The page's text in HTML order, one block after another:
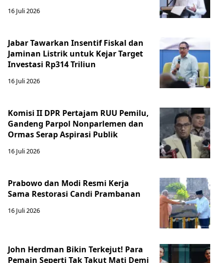
16 Juli 2026
Jabar Tawarkan Insentif Fiskal dan
Jaminan Listrik untuk Kejar Target
Investasi Rp314 Triliun
16 Juli 2026
Komisi II DPR Pertajam RUU Pemilu,
Gandeng Parpol Nonparlemen dan
Ormas Serap Aspirasi Publik
16 Juli 2026
Prabowo dan Modi Resmi Kerja
Sama Restorasi Candi Prambanan
16 Juli 2026
John Herdman Bikin Terkejut! Para
Pemain Seperti Tak Takut Mati Demi